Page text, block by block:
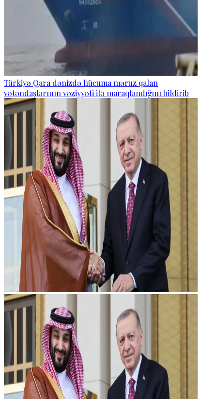
Türkiyə Qara dənizdə hücuma məruz qalan
vətəndaşlarının vəziyyəti ilə maraqlandığını bildirib